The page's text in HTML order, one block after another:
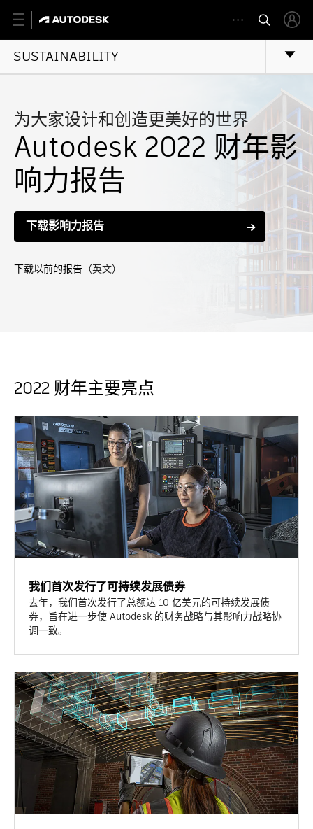
SUSTAINABILITY
为大家设计和创造更美好的世界
Autodesk 2022 财年影
响力报告
下载影响力报告
下载以前的报告 （英文）
2022 财年主要亮点
我们首次发行了可持续发展债券
去年，我们首次发行了总额达 10 亿美元的可持续发展债
券，旨在进一步使 Autodesk 的财务战略与其影响力战略协
调一致。